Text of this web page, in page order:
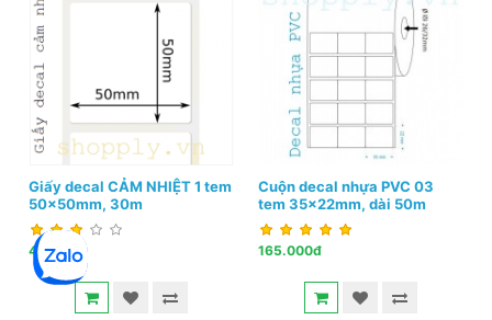
Giấy decal CẢM NHIỆT 1 tem
50x50mm, 30m
45.000đ
Cuộn decal nhựa PVC 03
tem 35x22mm, dài 50m
165.000đ